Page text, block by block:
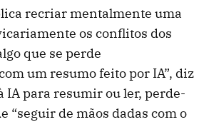
recriar mentalmente uma
os conflitos dos
que se perde
um resumo feito por IA”, diz
IA para resumir ou ler, perde-
“seguir de mãos dadas com o